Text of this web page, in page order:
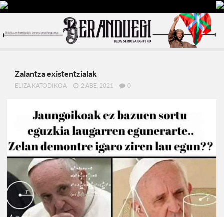
Zalantza existentzialak
ELIZA KATODIKOA 2 ABE, 2021 0